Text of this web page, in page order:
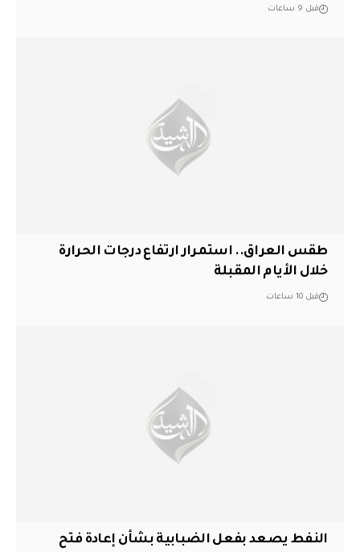
قبل 9 ساعات
طقس العراق.. استمرار ارتفاع درجات الحرارة
خلال الأيام المقبلة
قبل 10 ساعات
النفط يصعد بفعل الضبابية بشأن إعادة فتح